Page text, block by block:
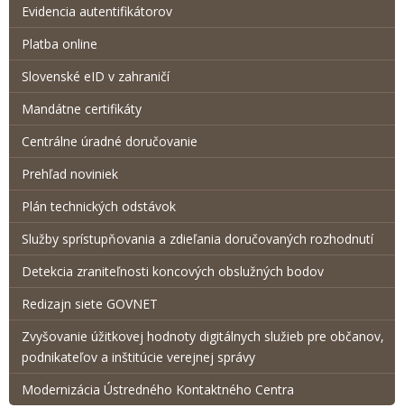
Evidencia autentifikátorov
Platba online
Slovenské eID v zahraničí
Mandátne certifikáty
Centrálne úradné doručovanie
Prehľad noviniek
Plán technických odstávok
Služby sprístupňovania a zdieľania doručovaných rozhodnutí
Detekcia zraniteľnosti koncových obslužných bodov
Redizajn siete GOVNET
Zvyšovanie úžitkovej hodnoty digitálnych služieb pre občanov,
podnikateľov a inštitúcie verejnej správy
Modernizácia Ústredného Kontaktného Centra